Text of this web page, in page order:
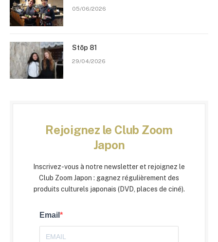
05/06/2026
Stōp 81
29/04/2026
Rejoignez le Club Zoom
Japon
Inscrivez-vous à notre newsletter et rejoignez le
Club Zoom Japon : gagnez régulièrement des
produits culturels japonais (DVD, places de ciné).
Email